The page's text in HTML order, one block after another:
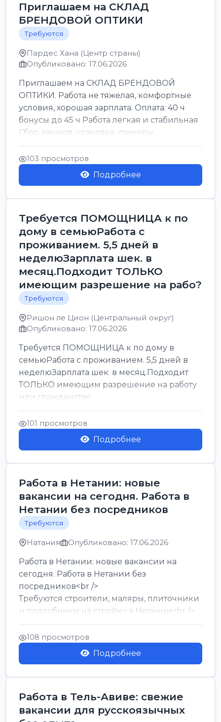
Приглашаем на СКЛАД
БРЕНДОВОЙ ОПТИКИ
Требуются
Пардес Хана (Центр страны)
Опубликовано: 17.06.2026
Приглашаем на СКЛАД БРЕНДОВОЙ
ОПТИКИ. Работа не тяжелая, комфортные
условия, хорошая зарплата. Оплата: 40 ч
бонусы до 45 ч Работа лёгкая и стабильная
Сбор заказов, упаковка, стикеры,
сортировка Воскре...
103 просмотров
Подробнее
Требуется ПОМОЩНИЦА к по
дому в семьюРабота с
проживанием. 5,5 дней в
неделюЗарплата шек. в
месяц.Подходит ТОЛЬКО
имеющим разрешение на рабо?
Требуются
Ришон ле Цион (Центральный округ)
Опубликовано: 17.06.2026
Требуется ПОМОЩНИЦА к по дому в
семьюРабота с проживанием. 5,5 дней в
неделюЗарплата шек. в месяц.Подходит
ТОЛЬКО имеющим разрешение на работу
или гражданство
101 просмотров
Подробнее
Работа в Нетании: новые
вакансии на сегодня. Работа в
Нетании без посредников
Требуются
Натания Опубликовано: 17.06.2026
Работа в Нетании: новые вакансии на
сегодня. Работа в Нетании без
посредников<br />
Требуются строители, маляры, плиточники
и подсобники на стройку в Нетании<br />
Срочно требуются горничные, уборщи...
108 просмотров
Подробнее
Работа в Тель-Авиве: свежие
вакансии для русскоязычных